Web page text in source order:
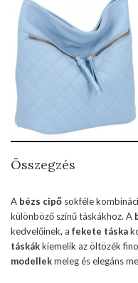
Összegzés
A bézs cipő sokféle
különböző színű táskákhoz. A
kedvelőinek, a fekete táska
táskákkiemelik az öltözék
modellekmeleg és elegáns